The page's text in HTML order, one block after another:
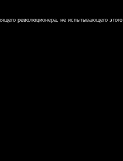
революционера, не испытывающего этого